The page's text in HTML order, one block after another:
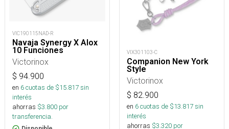
VIC190115NAD-R
Navaja Synergy X Alox
10 Funciones
Victorinox
$ 94.900
en 6cuotas de $15.817sin
interés
ahorras $3.800 por
transferencia.
VIX301103-C
Companion New York
Style
Victorinox
$ 82.900
en 6cuotas de $13.817sin
interés
ahorras $3.320 por